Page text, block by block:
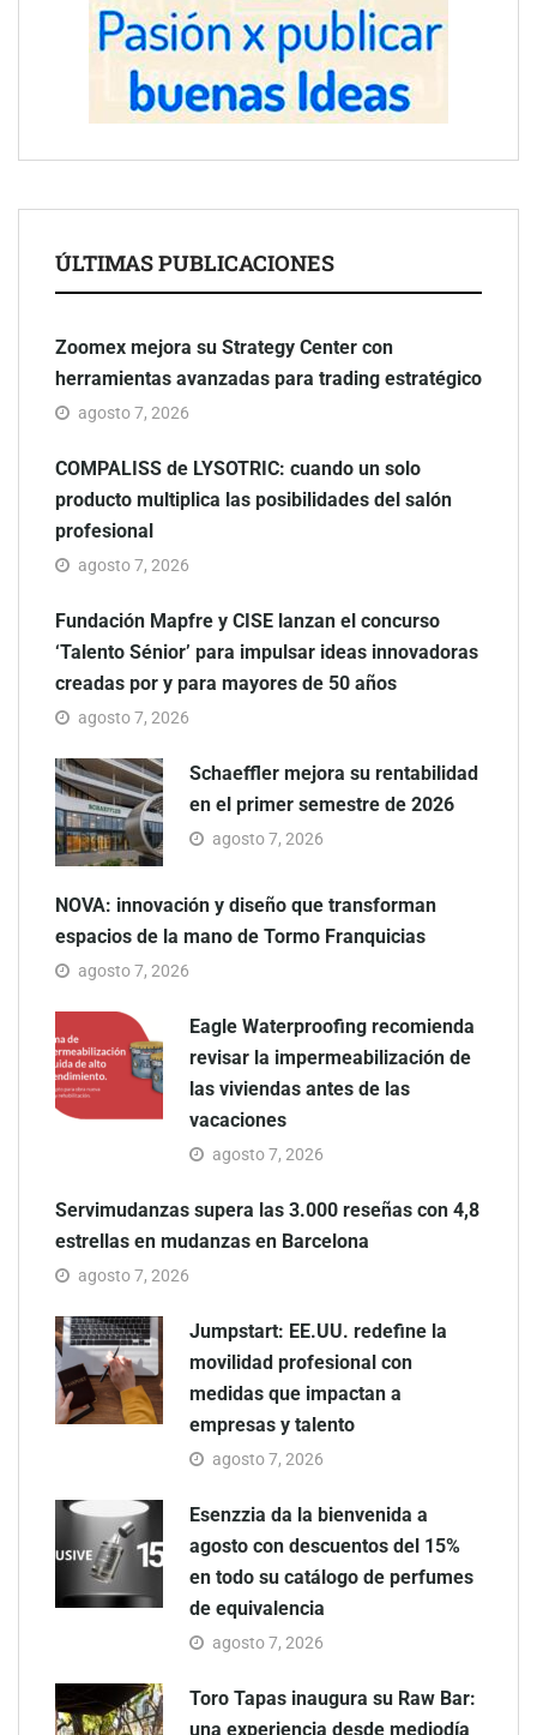
ÚLTIMAS PUBLICACIONES
Zoomex mejora su Strategy Center con
herramientas avanzadas para trading estratégico
agosto 7, 2026
COMPALISS de LYSOTRIC: cuando un solo
producto multiplica las posibilidades del salón
profesional
agosto 7, 2026
Fundación Mapfre y CISE lanzan el concurso
‘Talento Sénior’ para impulsar ideas innovadoras
creadas por y para mayores de 50 años
agosto 7, 2026
Schaeffler mejora su rentabilidad
en el primer semestre de 2026
agosto 7, 2026
NOVA: innovación y diseño que transforman
espacios de la mano de Tormo Franquicias
agosto 7, 2026
Eagle Waterproofing recomienda
revisar la impermeabilización de
las viviendas antes de las
vacaciones
agosto 7, 2026
Servimudanzas supera las 3.000 reseñas con 4,8
estrellas en mudanzas en Barcelona
agosto 7, 2026
Jumpstart: EE.UU. redefine la
movilidad profesional con
medidas que impactan a
empresas y talento
agosto 7, 2026
Esenzzia da la bienvenida a
agosto con descuentos del 15%
en todo su catálogo de perfumes
de equivalencia
agosto 7, 2026
Toro Tapas inaugura su Raw Bar:
una experiencia desde mediodía